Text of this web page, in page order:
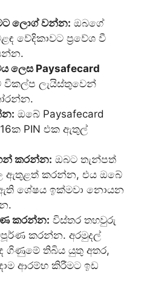
ලොග් වන්න: ඔබගේ
වේදිකාවට ප්‍රවේශ වී
ලෙස Paysafecard
විකල්ප ලැයිස්තුවෙන්
ඔබේ Paysafecard
PIN එක ඇතුල්
කරන්න: ඔබට තැන්පත්
ඇතුළත් කරන්න, එය ඔබේ
ඇති ශේෂය ඉක්මවා නොයන
කරන්න: විස්තර තහවුරු
කරන්න. අරමුදල්
ගිණුමේ තිබිය යුතු අතර,
ආරම්භ කිරීමට ඉඩ